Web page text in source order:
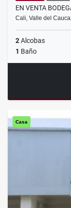
EN VENTA
Cali, Valle del
2Alcobas
1 Baño
Casa